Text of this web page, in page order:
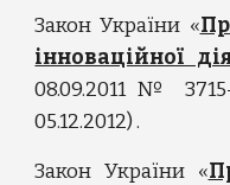
Закон України «
інноваційної
08.09.2011 №
05.12.2012) .
Закон України «